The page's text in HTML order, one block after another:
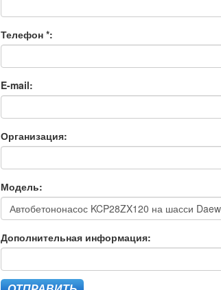
Телефон *:
E-mail:
Организация:
Модель:
Дополнительная информация: